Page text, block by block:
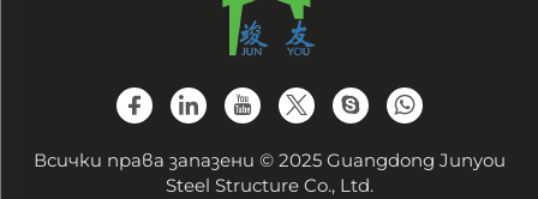
Всички права запазени © 2025 Guangdong Junyou
Steel Structure Co., Ltd.